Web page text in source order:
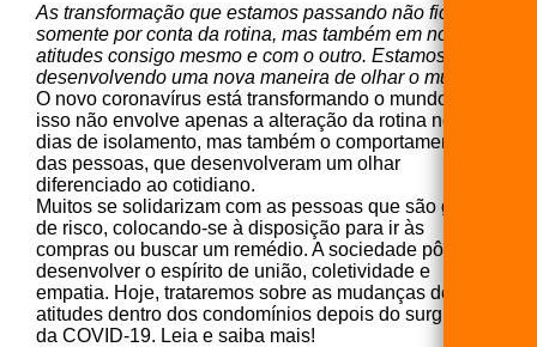
As transformação que estamos passando não ficaram
somente por conta da rotina, mas também em nossas
atitudes consigo mesmo e com o outro. Estamos
desenvolvendo uma nova maneira de olhar o mundo.
O novo coronavírus está transformando o mundo. E
isso não envolve apenas a alteração da rotina nos
dias de isolamento, mas também o comportamento
das pessoas, que desenvolveram um olhar
diferenciado ao cotidiano.
Muitos se solidarizam com as pessoas que são grupos
de risco, colocando-se à disposição para ir às
compras ou buscar um remédio. A sociedade pôde
desenvolver o espírito de união, coletividade e
empatia. Hoje, trataremos sobre as mudanças de
atitudes dentro dos condomínios depois do surgimento
da COVID-19. Leia e saiba mais!